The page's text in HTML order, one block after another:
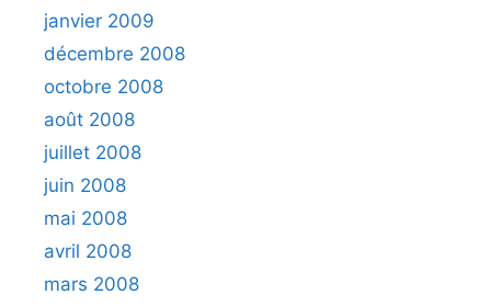
janvier 2009
décembre 2008
octobre 2008
août 2008
juillet 2008
juin 2008
mai 2008
avril 2008
mars 2008